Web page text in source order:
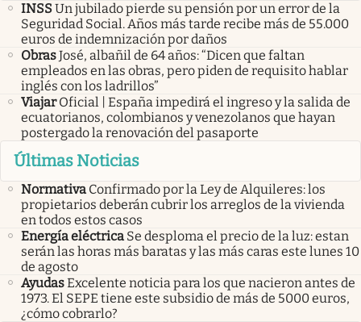
INSSUn jubilado pierde su pensión por un error de la
Seguridad Social. Años más tarde recibe más de 55.000
euros de indemnización por daños
ObrasJosé, albañil de 64 años: “Dicen que faltan
empleados en las obras, pero piden de requisito hablar
inglés con los ladrillos”
Viajar Oficial | España impedirá el ingreso y la salida de
ecuatorianos, colombianos y venezolanos que hayan
postergado la renovación del pasaporte
Últimas Noticias
Normativa Confirmado por la Ley de Alquileres: los
propietarios deberán cubrir los arreglos de la vivienda
en todos estos casos
Energía eléctrica Se desploma el precio de la luz: estan
serán las horas más baratas y las más caras este lunes 10
de agosto
AyudasExcelente noticia para los que nacieron antes de
1973. El SEPE tiene este subsidio de más de 5000 euros,
¿cómo cobrarlo?